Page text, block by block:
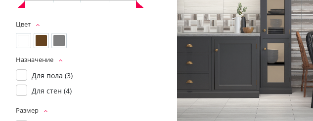
Цвет
Назначение
Для пола (3)
Для стен (4)
Размер